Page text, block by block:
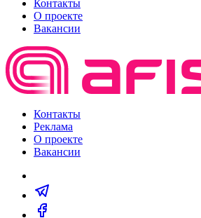
Контакты
О проекте
Вакансии
Контакты
Реклама
О проекте
Вакансии